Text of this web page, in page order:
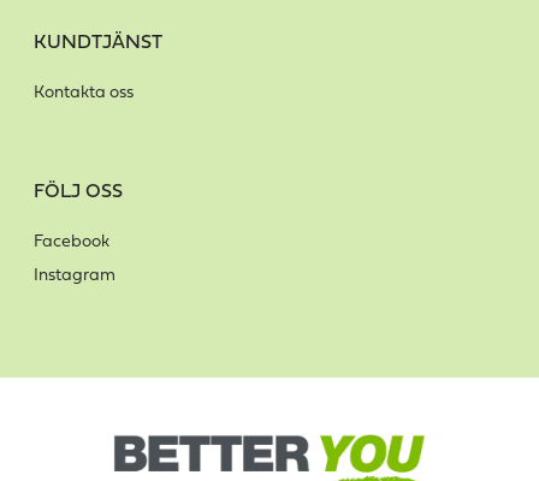
KUNDTJÄNST
Kontakta oss
FÖLJ OSS
Facebook
Instagram